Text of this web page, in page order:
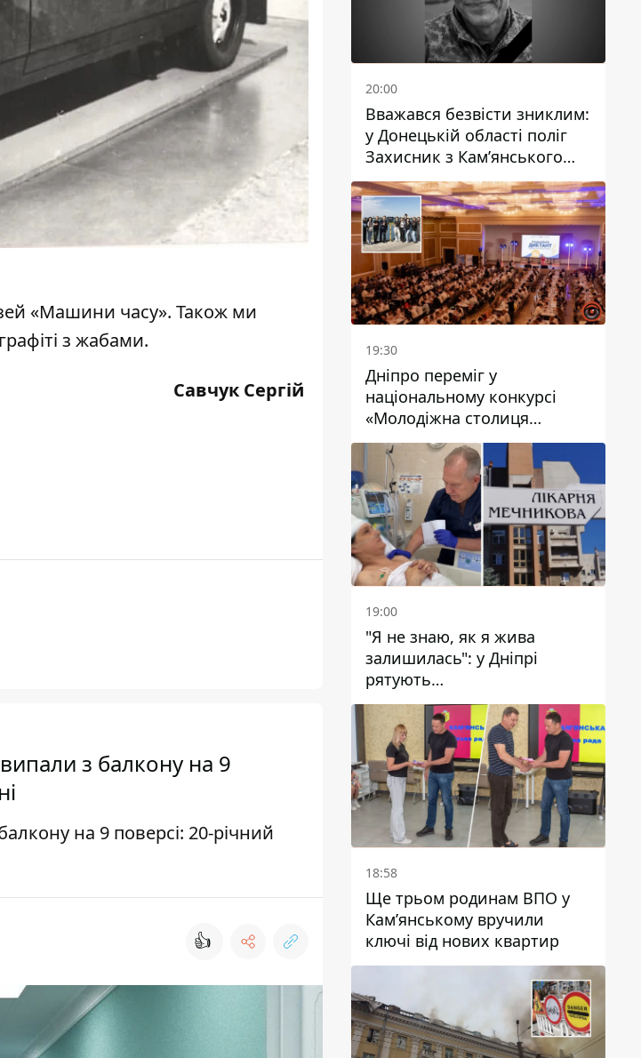
«Машини часу». Також ми
з жабами.
Савчук Сергій
з балкону на 9
на 9 поверсі: 20-річний
👍
20:00
Вважався безвісти зниклим:
у Донецькій області поліг
Захисник з Кам’янського
Антон Красовський
19:30
Дніпро переміг у
національному конкурсі
«Молодіжна столиця
України – 2026»
19:00
"Я не знаю, як я жива
залишилась": у Дніпрі
рятують
військовослужбовицю та
мати чотирьох дітей, яку
поранив КАБ
18:58
Ще трьом родинам ВПО у
Кам’янському вручили
ключі від нових квартир